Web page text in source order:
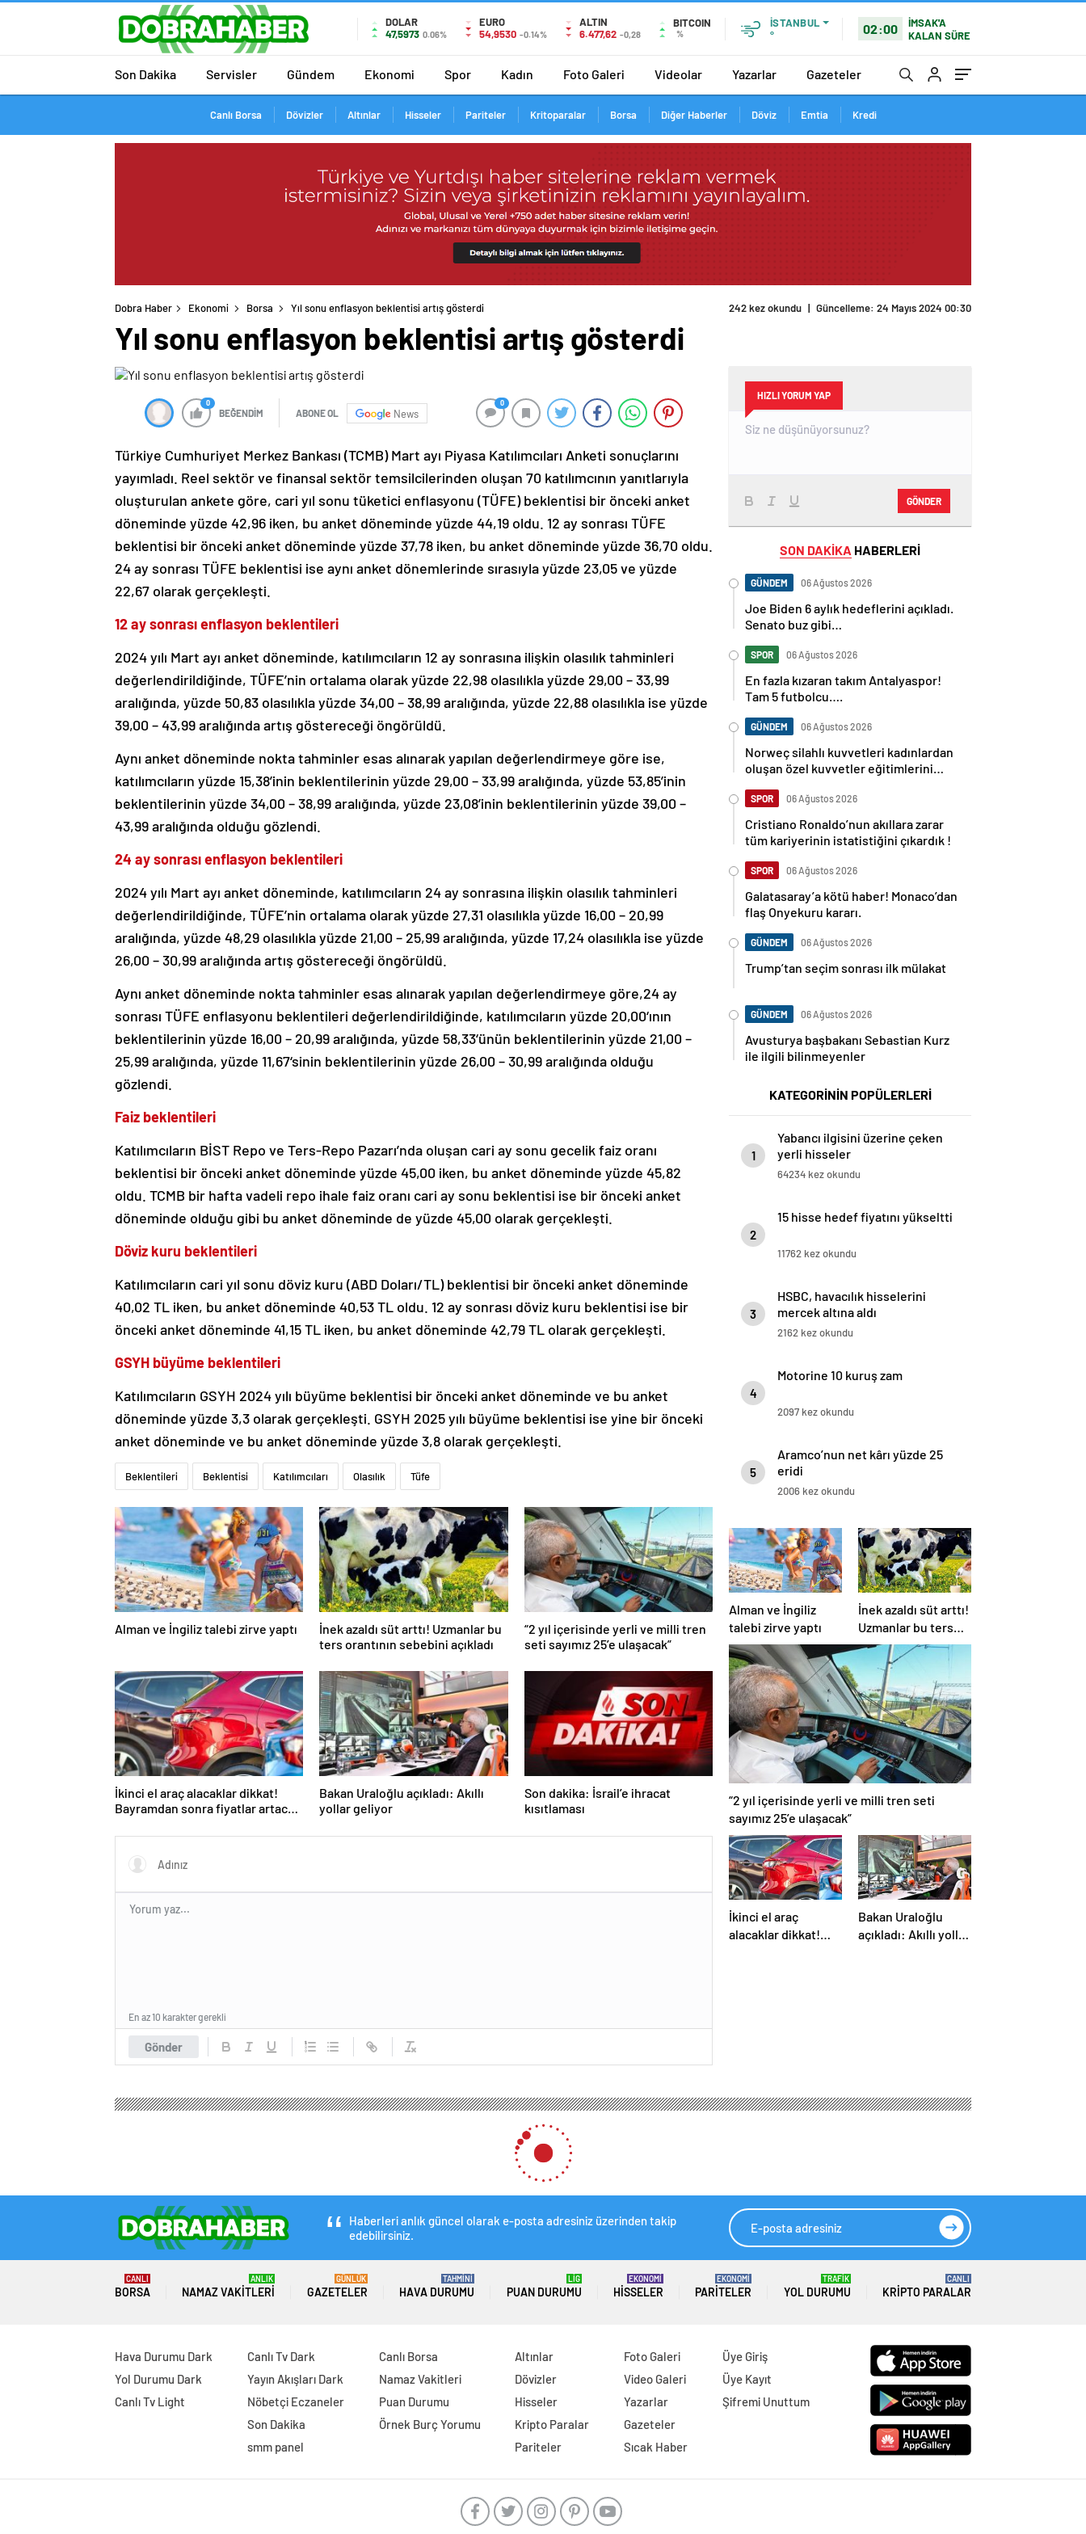
DOLAR
47,5973 0.06%
EURO
54,9530 -0.14%
ALTIN
6.477,62 -0,28
BITCOIN
%
İSTANBUL
°
02:00
İMSAK'A
KALAN SÜRE
Son Dakika Servisler Gündem Ekonomi Spor Kadın Foto Galeri Videolar Yazarlar Gazeteler
Canlı Borsa Dövizler Altınlar Hisseler Pariteler Kritoparalar Borsa Diğer Haberler Döviz Emtia Kredi
Dobra Haber Ekonomi Borsa Yıl sonu enflasyon beklentisi artış gösterdi 242 kez okundu | Güncelleme: 24 Mayıs 2024 00:30
Yıl sonu enflasyon beklentisi artış gösterdi
0
BEĞENDİM ABONE OL News
0
Türkiye Cumhuriyet Merkez Bankası (TCMB) Mart ayı Piyasa Katılımcıları Anketi sonuçlarını
yayımladı. Reel sektör ve finansal sektör temsilcilerinden oluşan 70 katılımcının yanıtlarıyla
oluşturulan ankete göre, cari yıl sonu tüketici enflasyonu (TÜFE) beklentisi bir önceki anket
döneminde yüzde 42,96 iken, bu anket döneminde yüzde 44,19 oldu. 12 ay sonrası TÜFE
beklentisi bir önceki anket döneminde yüzde 37,78 iken, bu anket döneminde yüzde 36,70 oldu.
24 ay sonrası TÜFE beklentisi ise aynı anket dönemlerinde sırasıyla yüzde 23,05 ve yüzde
22,67 olarak gerçekleşti.
12 ay sonrası enflasyon beklentileri
2024 yılı Mart ayı anket döneminde, katılımcıların 12 ay sonrasına ilişkin olasılık tahminleri
değerlendirildiğinde, TÜFE’nin ortalama olarak yüzde 22,98 olasılıkla yüzde 29,00 – 33,99
aralığında, yüzde 50,83 olasılıkla yüzde 34,00 – 38,99 aralığında, yüzde 22,88 olasılıkla ise yüzde
39,00 – 43,99 aralığında artış göstereceği öngörüldü.
Aynı anket döneminde nokta tahminler esas alınarak yapılan değerlendirmeye göre ise,
katılımcıların yüzde 15,38’inin beklentilerinin yüzde 29,00 – 33,99 aralığında, yüzde 53,85’inin
beklentilerinin yüzde 34,00 – 38,99 aralığında, yüzde 23,08’inin beklentilerinin yüzde 39,00 –
43,99 aralığında olduğu gözlendi.
24 ay sonrası enflasyon beklentileri
2024 yılı Mart ayı anket döneminde, katılımcıların 24 ay sonrasına ilişkin olasılık tahminleri
değerlendirildiğinde, TÜFE’nin ortalama olarak yüzde 27,31 olasılıkla yüzde 16,00 – 20,99
aralığında, yüzde 48,29 olasılıkla yüzde 21,00 – 25,99 aralığında, yüzde 17,24 olasılıkla ise yüzde
26,00 – 30,99 aralığında artış göstereceği öngörüldü.
Aynı anket döneminde nokta tahminler esas alınarak yapılan değerlendirmeye göre,24 ay
sonrası TÜFE enflasyonu beklentileri değerlendirildiğinde, katılımcıların yüzde 20,00‘ının
beklentilerinin yüzde 16,00 – 20,99 aralığında, yüzde 58,33‘ünün beklentilerinin yüzde 21,00 –
25,99 aralığında, yüzde 11,67‘sinin beklentilerinin yüzde 26,00 – 30,99 aralığında olduğu
gözlendi.
Faiz beklentileri
Katılımcıların BİST Repo ve Ters-Repo Pazarı’nda oluşan cari ay sonu gecelik faiz oranı
beklentisi bir önceki anket döneminde yüzde 45,00 iken, bu anket döneminde yüzde 45,82
oldu. TCMB bir hafta vadeli repo ihale faiz oranı cari ay sonu beklentisi ise bir önceki anket
döneminde olduğu gibi bu anket döneminde de yüzde 45,00 olarak gerçekleşti.
Döviz kuru beklentileri
Katılımcıların cari yıl sonu döviz kuru (ABD Doları/TL) beklentisi bir önceki anket döneminde
40,02 TL iken, bu anket döneminde 40,53 TL oldu. 12 ay sonrası döviz kuru beklentisi ise bir
önceki anket döneminde 41,15 TL iken, bu anket döneminde 42,79 TL olarak gerçekleşti.
GSYH büyüme beklentileri
Katılımcıların GSYH 2024 yılı büyüme beklentisi bir önceki anket döneminde ve bu anket
döneminde yüzde 3,3 olarak gerçekleşti. GSYH 2025 yılı büyüme beklentisi ise yine bir önceki
anket döneminde ve bu anket döneminde yüzde 3,8 olarak gerçekleşti.
Beklentileri Beklentisi Katılımcıları Olasılık Tüfe
Alman ve İngiliz talebi zirve yaptı
İnek azaldı süt arttı! Uzmanlar bu
ters orantının sebebini açıkladı
“2 yıl içerisinde yerli ve milli tren
seti sayımız 25’e ulaşacak”
İkinci el araç alacaklar dikkat!
Bayramdan sonra fiyatlar artacak
Bakan Uraloğlu açıkladı: Akıllı
yollar geliyor
Son dakika: İsrail’e ihracat
kısıtlaması
Gönder
En az 10 karakter gerekli
HIZLI YORUM YAP
GÖNDER
SON DAKİKA HABERLERİ
GÜNDEM 06 Ağustos 2026
Joe Biden 6 aylık hedeflerini açıkladı.
Senato buz gibi…
SPOR 06 Ağustos 2026
En fazla kızaran takım Antalyaspor!
Tam 5 futbolcu….
GÜNDEM 06 Ağustos 2026
Norweç silahlı kuvvetleri kadınlardan
oluşan özel kuvvetler eğitimlerini
SPOR 06 Ağustos 2026
Cristiano Ronaldo’nun akıllara zarar
tüm kariyerinin istatistiğini çıkardık !
SPOR 06 Ağustos 2026
Galatasaray’a kötü haber! Monaco’dan
flaş Onyekuru kararı.
GÜNDEM 06 Ağustos 2026
Trump’tan seçim sonrası ilk mülakat
GÜNDEM 06 Ağustos 2026
Avusturya başbakanı Sebastian Kurz
ile ilgili bilinmeyenler
KATEGORİNİN POPÜLERLERİ
1
Yabancı ilgisini üzerine çeken
yerli hisseler
64234 kez okundu
2
15 hisse hedef fiyatını yükseltti
11762 kez okundu
3
HSBC, havacılık hisselerini
mercek altına aldı
2162 kez okundu
4
Motorine 10 kuruş zam
2097 kez okundu
5
Aramco’nun net kârı yüzde 25
eridi
2006 kez okundu
Alman ve İngiliz
talebi zirve yaptı
İnek azaldı süt arttı!
Uzmanlar bu ters
orantının sebebini
açıkladı
“2 yıl içerisinde yerli ve milli tren seti
sayımız 25’e ulaşacak”
İkinci el araç
alacaklar dikkat!
Bakan Uraloğlu
açıkladı: Akıllı yollar
Haberleri anlık güncel olarak e-posta adresiniz üzerinden takip
edebilirsiniz.
BORSA
CANLI
NAMAZ VAKITLERI
ANLIK
GAZETELER
GÜNLÜK
HAVA DURUMU
TAHMİNİ
PUAN DURUMU
LİG
HISSELER
EKONOMİ
PARITELER
EKONOMİ
YOL DURUMU
TRAFİK
KRIPTO PARALAR
CANLI
Hava Durumu Dark
Yol Durumu Dark
Canlı Tv Light
Canlı Tv Dark
Yayın Akışları Dark
Nöbetçi Eczaneler
Son Dakika
smm panel
Canlı Borsa
Namaz Vakitleri
Puan Durumu
Örnek Burç Yorumu
Altınlar
Dövizler
Hisseler
Kripto Paralar
Pariteler
Foto Galeri
Video Galeri
Yazarlar
Gazeteler
Sıcak Haber
Üye Giriş
Üye Kayıt
Şifremi Unuttum